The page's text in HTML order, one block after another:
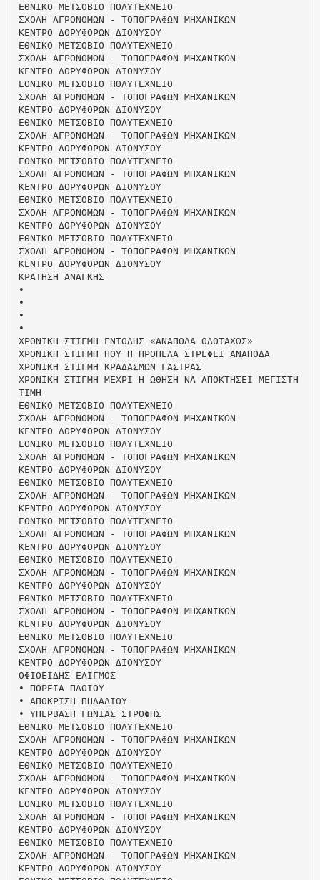
ΕΘΝΙΚΟ ΜΕΤΣΟΒΙΟ ΠΟΛΥΤΕΧΝΕΙΟ
ΣΧΟΛΗ ΑΓΡΟΝΟΜΩΝ - ΤΟΠΟΓΡΑΦΩΝ ΜΗΧΑΝΙΚΩΝ
ΚΕΝΤΡΟ ΔΟΡΥΦΟΡΩΝ ΔΙΟΝΥΣΟΥ
ΕΘΝΙΚΟ ΜΕΤΣΟΒΙΟ ΠΟΛΥΤΕΧΝΕΙΟ
ΣΧΟΛΗ ΑΓΡΟΝΟΜΩΝ - ΤΟΠΟΓΡΑΦΩΝ ΜΗΧΑΝΙΚΩΝ
ΚΕΝΤΡΟ ΔΟΡΥΦΟΡΩΝ ΔΙΟΝΥΣΟΥ
ΕΘΝΙΚΟ ΜΕΤΣΟΒΙΟ ΠΟΛΥΤΕΧΝΕΙΟ
ΣΧΟΛΗ ΑΓΡΟΝΟΜΩΝ - ΤΟΠΟΓΡΑΦΩΝ ΜΗΧΑΝΙΚΩΝ
ΚΕΝΤΡΟ ΔΟΡΥΦΟΡΩΝ ΔΙΟΝΥΣΟΥ
ΕΘΝΙΚΟ ΜΕΤΣΟΒΙΟ ΠΟΛΥΤΕΧΝΕΙΟ
ΣΧΟΛΗ ΑΓΡΟΝΟΜΩΝ - ΤΟΠΟΓΡΑΦΩΝ ΜΗΧΑΝΙΚΩΝ
ΚΕΝΤΡΟ ΔΟΡΥΦΟΡΩΝ ΔΙΟΝΥΣΟΥ
ΕΘΝΙΚΟ ΜΕΤΣΟΒΙΟ ΠΟΛΥΤΕΧΝΕΙΟ
ΣΧΟΛΗ ΑΓΡΟΝΟΜΩΝ - ΤΟΠΟΓΡΑΦΩΝ ΜΗΧΑΝΙΚΩΝ
ΚΕΝΤΡΟ ΔΟΡΥΦΟΡΩΝ ΔΙΟΝΥΣΟΥ
ΕΘΝΙΚΟ ΜΕΤΣΟΒΙΟ ΠΟΛΥΤΕΧΝΕΙΟ
ΣΧΟΛΗ ΑΓΡΟΝΟΜΩΝ - ΤΟΠΟΓΡΑΦΩΝ ΜΗΧΑΝΙΚΩΝ
ΚΕΝΤΡΟ ΔΟΡΥΦΟΡΩΝ ΔΙΟΝΥΣΟΥ
ΕΘΝΙΚΟ ΜΕΤΣΟΒΙΟ ΠΟΛΥΤΕΧΝΕΙΟ
ΣΧΟΛΗ ΑΓΡΟΝΟΜΩΝ - ΤΟΠΟΓΡΑΦΩΝ ΜΗΧΑΝΙΚΩΝ
ΚΕΝΤΡΟ ΔΟΡΥΦΟΡΩΝ ΔΙΟΝΥΣΟΥ
ΚΡΑΤΗΣΗ ΑΝΑΓΚΗΣ
•
•
•
•
ΧΡΟΝΙΚΗ ΣΤΙΓΜΗ ΕΝΤΟΛΗΣ «ΑΝΑΠΟΔΑ ΟΛΟΤΑΧΩΣ»
ΧΡΟΝΙΚΗ ΣΤΙΓΜΗ ΠΟΥ Η ΠΡΟΠΕΛΑ ΣΤΡΕΦΕΙ ΑΝΑΠΟΔΑ
ΧΡΟΝΙΚΗ ΣΤΙΓΜΗ ΚΡΑΔΑΣΜΩΝ ΓΑΣΤΡΑΣ
ΧΡΟΝΙΚΗ ΣΤΙΓΜΗ ΜΕΧΡΙ Η ΩΘΗΣΗ ΝΑ ΑΠΟΚΤΗΣΕΙ ΜΕΓΙΣΤΗ
ΤΙΜΗ
ΕΘΝΙΚΟ ΜΕΤΣΟΒΙΟ ΠΟΛΥΤΕΧΝΕΙΟ
ΣΧΟΛΗ ΑΓΡΟΝΟΜΩΝ - ΤΟΠΟΓΡΑΦΩΝ ΜΗΧΑΝΙΚΩΝ
ΚΕΝΤΡΟ ΔΟΡΥΦΟΡΩΝ ΔΙΟΝΥΣΟΥ
ΕΘΝΙΚΟ ΜΕΤΣΟΒΙΟ ΠΟΛΥΤΕΧΝΕΙΟ
ΣΧΟΛΗ ΑΓΡΟΝΟΜΩΝ - ΤΟΠΟΓΡΑΦΩΝ ΜΗΧΑΝΙΚΩΝ
ΚΕΝΤΡΟ ΔΟΡΥΦΟΡΩΝ ΔΙΟΝΥΣΟΥ
ΕΘΝΙΚΟ ΜΕΤΣΟΒΙΟ ΠΟΛΥΤΕΧΝΕΙΟ
ΣΧΟΛΗ ΑΓΡΟΝΟΜΩΝ - ΤΟΠΟΓΡΑΦΩΝ ΜΗΧΑΝΙΚΩΝ
ΚΕΝΤΡΟ ΔΟΡΥΦΟΡΩΝ ΔΙΟΝΥΣΟΥ
ΕΘΝΙΚΟ ΜΕΤΣΟΒΙΟ ΠΟΛΥΤΕΧΝΕΙΟ
ΣΧΟΛΗ ΑΓΡΟΝΟΜΩΝ - ΤΟΠΟΓΡΑΦΩΝ ΜΗΧΑΝΙΚΩΝ
ΚΕΝΤΡΟ ΔΟΡΥΦΟΡΩΝ ΔΙΟΝΥΣΟΥ
ΕΘΝΙΚΟ ΜΕΤΣΟΒΙΟ ΠΟΛΥΤΕΧΝΕΙΟ
ΣΧΟΛΗ ΑΓΡΟΝΟΜΩΝ - ΤΟΠΟΓΡΑΦΩΝ ΜΗΧΑΝΙΚΩΝ
ΚΕΝΤΡΟ ΔΟΡΥΦΟΡΩΝ ΔΙΟΝΥΣΟΥ
ΕΘΝΙΚΟ ΜΕΤΣΟΒΙΟ ΠΟΛΥΤΕΧΝΕΙΟ
ΣΧΟΛΗ ΑΓΡΟΝΟΜΩΝ - ΤΟΠΟΓΡΑΦΩΝ ΜΗΧΑΝΙΚΩΝ
ΚΕΝΤΡΟ ΔΟΡΥΦΟΡΩΝ ΔΙΟΝΥΣΟΥ
ΕΘΝΙΚΟ ΜΕΤΣΟΒΙΟ ΠΟΛΥΤΕΧΝΕΙΟ
ΣΧΟΛΗ ΑΓΡΟΝΟΜΩΝ - ΤΟΠΟΓΡΑΦΩΝ ΜΗΧΑΝΙΚΩΝ
ΚΕΝΤΡΟ ΔΟΡΥΦΟΡΩΝ ΔΙΟΝΥΣΟΥ
ΟΦΙΟΕΙΔΗΣ ΕΛΙΓΜΟΣ
• ΠΟΡΕΙΑ ΠΛΟΙΟΥ
• ΑΠΟΚΡΙΣΗ ΠΗΔΑΛΙΟΥ
• ΥΠΕΡΒΑΣΗ ΓΩΝΙΑΣ ΣΤΡΟΦΗΣ
ΕΘΝΙΚΟ ΜΕΤΣΟΒΙΟ ΠΟΛΥΤΕΧΝΕΙΟ
ΣΧΟΛΗ ΑΓΡΟΝΟΜΩΝ - ΤΟΠΟΓΡΑΦΩΝ ΜΗΧΑΝΙΚΩΝ
ΚΕΝΤΡΟ ΔΟΡΥΦΟΡΩΝ ΔΙΟΝΥΣΟΥ
ΕΘΝΙΚΟ ΜΕΤΣΟΒΙΟ ΠΟΛΥΤΕΧΝΕΙΟ
ΣΧΟΛΗ ΑΓΡΟΝΟΜΩΝ - ΤΟΠΟΓΡΑΦΩΝ ΜΗΧΑΝΙΚΩΝ
ΚΕΝΤΡΟ ΔΟΡΥΦΟΡΩΝ ΔΙΟΝΥΣΟΥ
ΕΘΝΙΚΟ ΜΕΤΣΟΒΙΟ ΠΟΛΥΤΕΧΝΕΙΟ
ΣΧΟΛΗ ΑΓΡΟΝΟΜΩΝ - ΤΟΠΟΓΡΑΦΩΝ ΜΗΧΑΝΙΚΩΝ
ΚΕΝΤΡΟ ΔΟΡΥΦΟΡΩΝ ΔΙΟΝΥΣΟΥ
ΕΘΝΙΚΟ ΜΕΤΣΟΒΙΟ ΠΟΛΥΤΕΧΝΕΙΟ
ΣΧΟΛΗ ΑΓΡΟΝΟΜΩΝ - ΤΟΠΟΓΡΑΦΩΝ ΜΗΧΑΝΙΚΩΝ
ΚΕΝΤΡΟ ΔΟΡΥΦΟΡΩΝ ΔΙΟΝΥΣΟΥ